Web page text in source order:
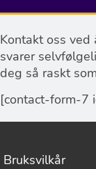
Kontakt oss ved
svarer
deg så raskt
[contact-form-7
Bruksvilkår